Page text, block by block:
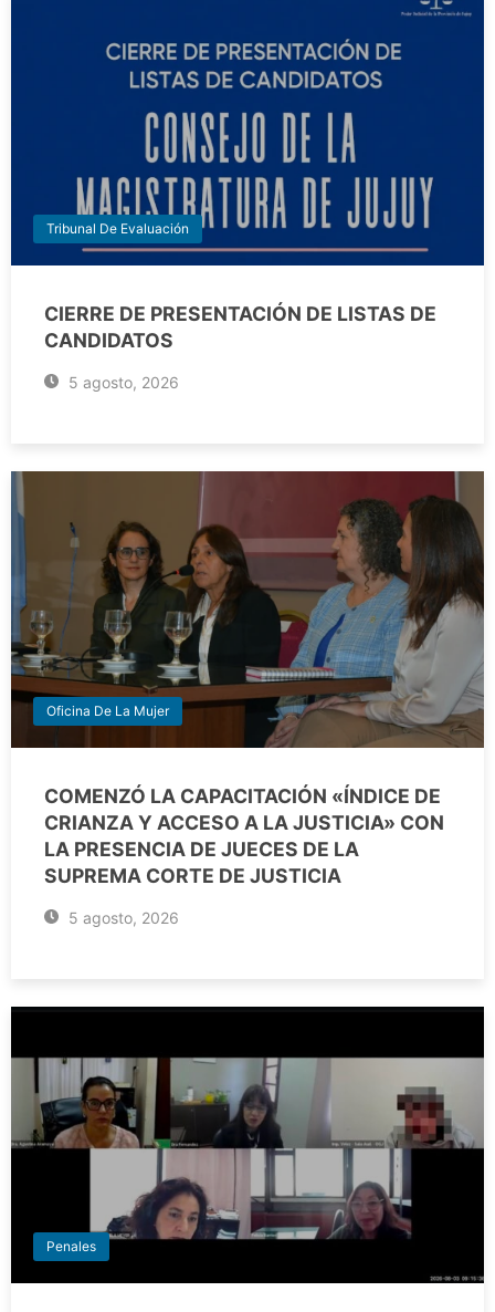
Tribunal De Evaluación
CIERRE DE PRESENTACIÓN DE LISTAS DE
CANDIDATOS
5 agosto, 2026
Oficina De La Mujer
COMENZÓ LA CAPACITACIÓN «ÍNDICE DE
CRIANZA Y ACCESO A LA JUSTICIA» CON
LA PRESENCIA DE JUECES DE LA
SUPREMA CORTE DE JUSTICIA
5 agosto, 2026
Penales